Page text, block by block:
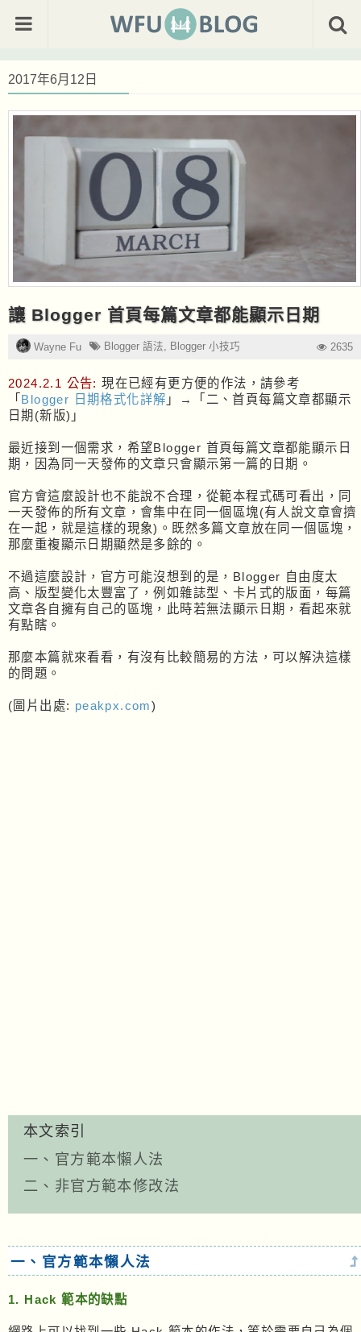
2017年6月12日
讓 Blogger 首頁每篇文章都能顯示日期
Wayne Fu Blogger 語法, Blogger 小技巧 2635
2024.2.1 公告: 現在已經有更方便的作法，請參考
「 Blogger 日期格式化詳解 」→「二、首頁每篇文章都顯示
日期(新版)」
最近接到一個需求，希望Blogger 首頁每篇文章都能顯示日
期，因為同一天發佈的文章只會顯示第一篇的日期。
官方會這麼設計也不能說不合理，從範本程式碼可看出，同
一天發佈的所有文章，會集中在同一個區塊(有人說文章會擠
在一起，就是這樣的現象)。既然多篇文章放在同一個區塊，
那麼重複顯示日期顯然是多餘的。
不過這麼設計，官方可能沒想到的是，Blogger 自由度太
高、版型變化太豐富了，例如雜誌型、卡片式的版面，每篇
文章各自擁有自己的區塊，此時若無法顯示日期，看起來就
有點瞎。
那麼本篇就來看看，有沒有比較簡易的方法，可以解決這樣
的問題。
(圖片出處: peakpx.com)
本文索引
一、官方範本懶人法
二、非官方範本修改法
一、官方範本懶人法
1. Hack 範本的缺點